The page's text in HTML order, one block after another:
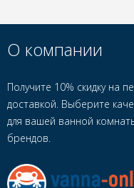
О компании
Получите 10% скидку на
доставкой. Выберите
для вашей ванной
брендов.